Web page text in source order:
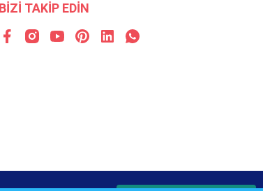
BİZİ TAKİP EDİN